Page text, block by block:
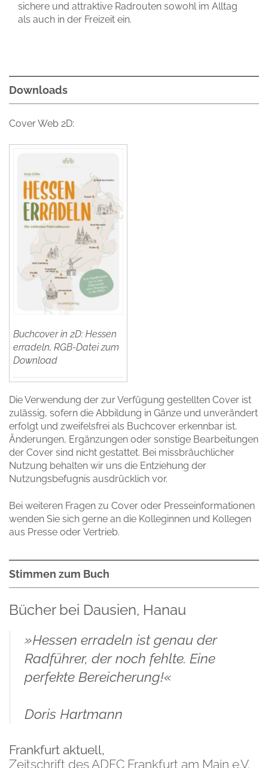
sichere und attraktive Radrouten sowohl im Alltag
als auch in der Freizeit ein.
Downloads
Cover Web 2D:
Buchcover in 2D: Hessen
erradeln, RGB-Datei zum
Download
Die Verwendung der zur Verfügung gestellten Cover ist
zulässig, sofern die Abbildung in Gänze und unverändert
erfolgt und zweifelsfrei als Buchcover erkennbar ist.
Änderungen, Ergänzungen oder sonstige Bearbeitungen
der Cover sind nicht gestattet. Bei missbräuchlicher
Nutzung behalten wir uns die Entziehung der
Nutzungsbefugnis ausdrücklich vor.
Bei weiteren Fragen zu Cover oder Presseinformationen
wenden Sie sich gerne an die Kolleginnen und Kollegen
aus Presse oder Vertrieb.
Stimmen zum Buch
Bücher bei Dausien, Hanau
»Hessen erradeln ist genau der
Radführer, der noch fehlte. Eine
perfekte Bereicherung!«
Doris Hartmann
Frankfurt aktuell,
Zeitschrift des ADFC Frankfurt am Main e.V.